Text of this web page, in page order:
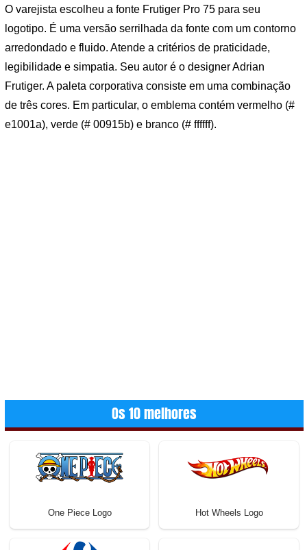
O varejista escolheu a fonte Frutiger Pro 75 para seu
logotipo. É uma versão serrilhada da fonte com um contorno
arredondado e fluido. Atende a critérios de praticidade,
legibilidade e simpatia. Seu autor é o designer Adrian
Frutiger. A paleta corporativa consiste em uma combinação
de três cores. Em particular, o emblema contém vermelho (#
e1001a), verde (# 00915b) e branco (# ffffff).
Os 10 melhores
One Piece Logo Hot Wheels Logo